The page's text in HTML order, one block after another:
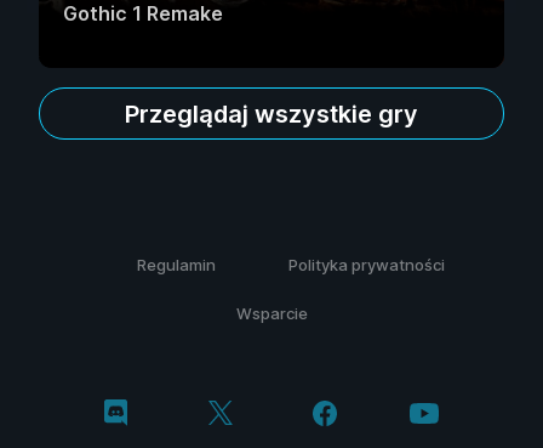
Gothic 1 Remake
Przeglądaj wszystkie gry
Regulamin Polityka prywatności
Wsparcie